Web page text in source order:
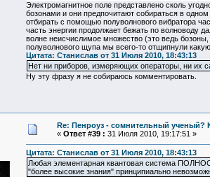
Электромагнитное поле представлено сколь
бозонами и они предпочитают собираться в
отбирать с помощью полуволнового вибратора
часть энергии продолжает бежать по волноводу
волне неисчислимое множество (это ведь
полуволнового щупа мы всего-то отщипнули
Цитата: Станислав от 31 Июля 2010, 18:43:13
Нет ни приборов, измеряющих операторы, ни их
Ну эту фразу я не собираюсь комментировать.
Re: Пенроуз - сомнительный ученый?
« Ответ #39 : 31 Июля 2010, 19:17:51 »
Цитата: Станислав от 31 Июля 2010, 18:43:13
Любая элементарная квантовая система
"более высокие знания" принципиально